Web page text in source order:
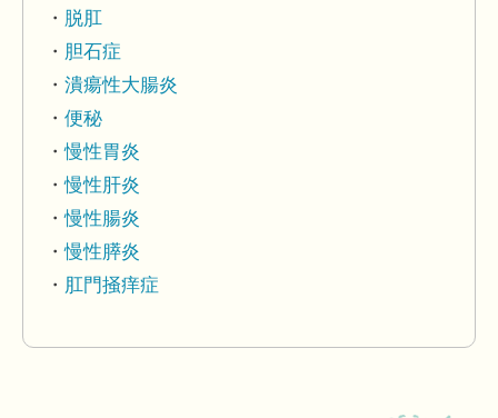
脱肛
胆石症
潰瘍性大腸炎
便秘
慢性胃炎
慢性肝炎
慢性腸炎
慢性膵炎
肛門掻痒症